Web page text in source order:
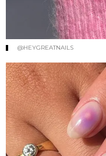
@HEYGREATNAILS